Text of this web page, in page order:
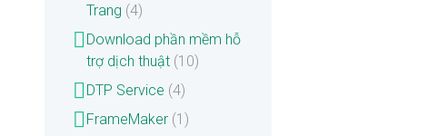
Trang (4)
Download phần mềm hỗ
trợ dịch thuật (10)
DTP Service (4)
FrameMaker (1)